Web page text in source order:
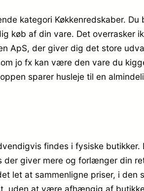
kategori Køkkenredskaber. Du
køb af din vare. Det overrasker
ApS, der giver dig det store
jo fx kan være den vare du
sparer husleje til en
findes i fysiske butikker.
der giver mere og forlænger din
let at sammenligne priser, i den
uden at være afhængig af